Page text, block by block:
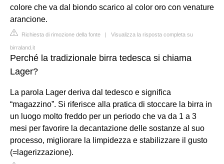
colore che va dal biondo scarico al color oro con venature
arancione.
Richiesta di rimozione della fonte | Visualizza la risposta completa su
birraland.it
Perché la tradizionale birra tedesca si chiama
Lager?
La parola Lager deriva dal tedesco e significa
“magazzino”. Si riferisce alla pratica di stoccare la birra in
un luogo molto freddo per un periodo che va da 1 a 3
mesi per favorire la decantazione delle sostanze al suo
processo, migliorare la limpidezza e stabilizzare il gusto
(=lagerizzazione).